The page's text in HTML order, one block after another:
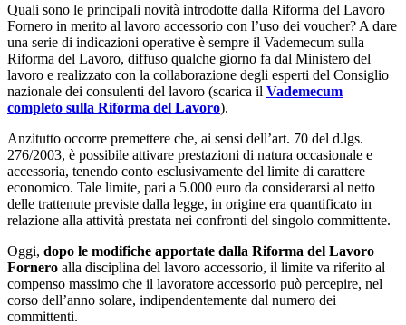
Quali sono le principali novità introdotte dalla Riforma del Lavoro
Fornero in merito al lavoro accessorio con l’uso dei voucher? A dare
una serie di indicazioni operative è sempre il Vademecum sulla
Riforma del Lavoro, diffuso qualche giorno fa dal Ministero del
lavoro e realizzato con la collaborazione degli esperti del Consiglio
nazionale dei consulenti del lavoro (scarica il Vademecum
completo sulla Riforma del Lavoro).
Anzitutto occorre premettere che, ai sensi dell’art. 70 del d.lgs.
276/2003, è possibile attivare prestazioni di natura occasionale e
accessoria, tenendo conto esclusivamente del limite di carattere
economico. Tale limite, pari a 5.000 euro da considerarsi al netto
delle trattenute previste dalla legge, in origine era quantificato in
relazione alla attività prestata nei confronti del singolo committente.
Oggi, dopo le modifiche apportate dalla Riforma del Lavoro
Fornero alla disciplina del lavoro accessorio, il limite va riferito al
compenso massimo che il lavoratore accessorio può percepire, nel
corso dell’anno solare, indipendentemente dal numero dei
committenti.